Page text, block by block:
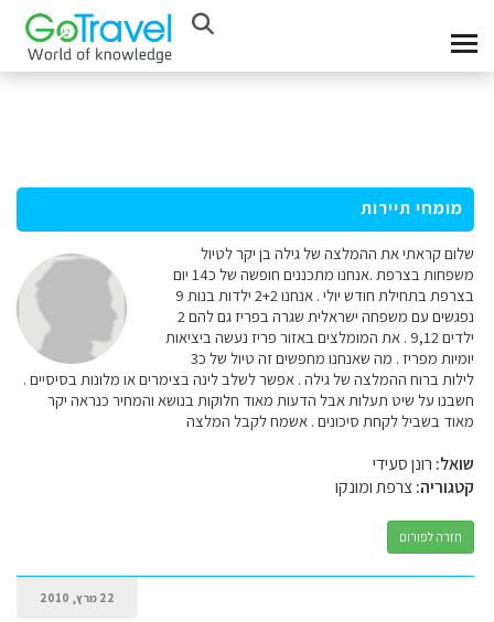
מומחי תיירות
שלום קראתי את ההמלצה של גילה בן יקר לטיול
משפחות בצרפת .אנחנו מתכננים חופשה של כ14 יום
בצרפת בתחילת חודש יולי . אנחנו 2+2 ילדות בנות 9
נפגשים עם משפחה ישראלית שגרה בפריז גם להם 2
ילדים 9,12 . את המומלצים באזור פריז נעשה ביציאות
יומיות מפריז . מה שאנחנו מחפשים זה טיול של כ3
לילות ברוח ההמלצה של גילה . אפשר לשלב לינה בצימרים או מלונות בסיסיים .
חשבנו על שיט תעלות אבל הדעות מאוד חלוקות בנושא והמחיר כנראה יקר
מאוד בשביל לקחת סיכונים . אשמח לקבל המלצה
שואל: רונן סעידי
קטגוריה:צרפת ומונקו
חזרה לפורום
22 מרץ, 2010